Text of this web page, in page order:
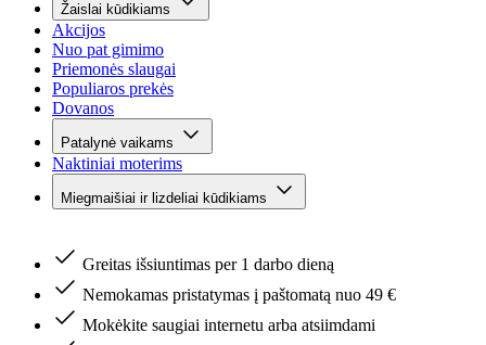
Žaislai kūdikiams
Akcijos
Nuo pat gimimo
Priemonės slaugai
Populiaros prekės
Dovanos
Patalynė vaikams
Naktiniai moterims
Miegmaišiai ir lizdeliai kūdikiams
Greitas išsiuntimas per 1 darbo dieną
Nemokamas pristatymas į paštomatą nuo 49 €
Mokėkite saugiai internetu arba atsiimdami